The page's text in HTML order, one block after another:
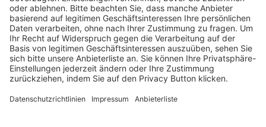
Trainerausbildung
Schulungsangebot Vereinsmitarbeiter
BFV-Geschäftsstellen
Trainerbörse
Login SpielPlus